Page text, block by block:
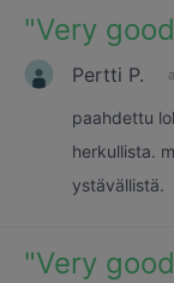
"Very good
Pertti P.
paahdettu
herkullista.
ystävällistä.
"Very good